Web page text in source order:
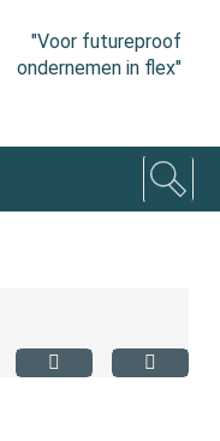
"Voor futureproof
ondernemen in flex"